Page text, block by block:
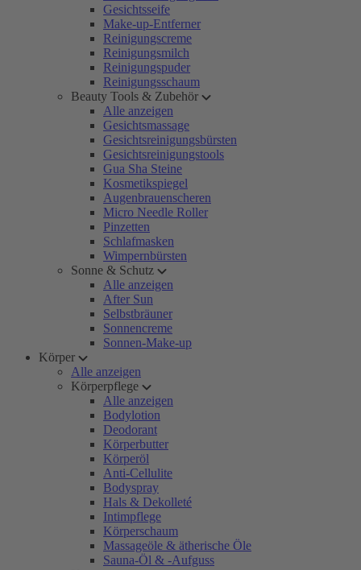
Gesichtsseife
Make-up-Entferner
Reinigungscreme
Reinigungsmilch
Reinigungspuder
Reinigungsschaum
Beauty Tools & Zubehör
Alle anzeigen
Gesichtsmassage
Gesichtsreinigungsbürsten
Gesichtsreinigungstools
Gua Sha Steine
Kosmetikspiegel
Augenbrauenscheren
Micro Needle Roller
Pinzetten
Schlafmasken
Wimpernbürsten
Sonne & Schutz
Alle anzeigen
After Sun
Selbstbräuner
Sonnencreme
Sonnen-Make-up
Körper
Alle anzeigen
Körperpflege
Alle anzeigen
Bodylotion
Deodorant
Körperbutter
Körperöl
Anti-Cellulite
Bodyspray
Hals & Dekolleté
Intimpflege
Körperschaum
Massageöle & ätherische Öle
Sauna-Öl & -Aufguss